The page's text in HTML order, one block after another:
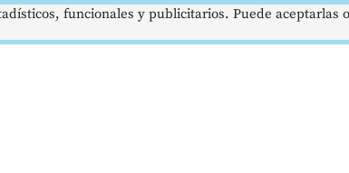
funcionales y publicitarios. Puede aceptarlas